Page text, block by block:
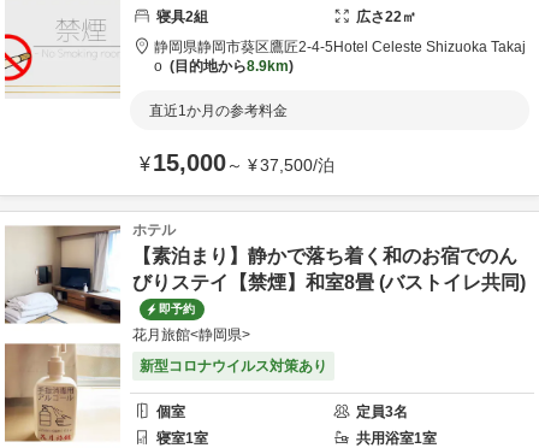
寝具2組 広さ22㎡
静岡県静岡市葵区鷹匠2-4-5 Hotel Celeste Shizuoka Takaj
o
目的地から8.9km
直近1か月の参考料金
¥15,000～ ¥37,500/泊
ホテル
【素泊まり】静かで落ち着く和のお宿でのん
びりステイ【禁煙】和室8畳 (バストイレ共同)
即予約
花月旅館<静岡県>
新型コロナウイルス対策あり
個室 定員3名
寝室1室 共用浴室1室